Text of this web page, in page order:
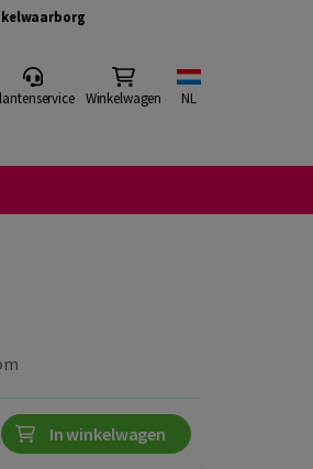
Winkelwagen NL
In winkelwagen